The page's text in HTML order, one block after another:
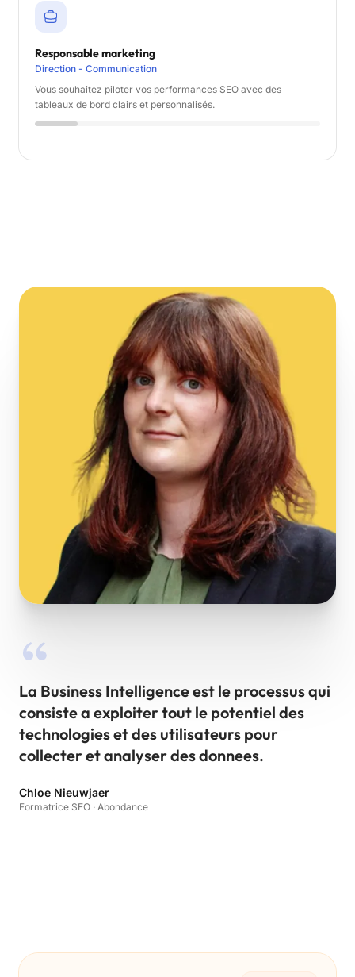
Responsable marketing
Direction - Communication
Vous souhaitez piloter vos performances SEO avec des
tableaux de bord clairs et personnalisés.
La Business Intelligence est le processus qui
consiste a exploiter tout le potentiel des
technologies et des utilisateurs pour
collecter et analyser des donnees.
Chloe Nieuwjaer
Formatrice SEO · Abondance